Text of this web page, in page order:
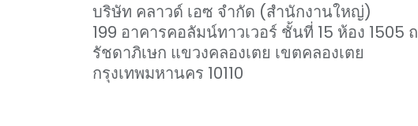
บริษัท คลาวด์ เอซ จำกัด (สำนักงานใหญ่)
199 อาคารคอลัมน์ทาวเวอร์ ชั้นที่ 15 ห้อง 1505
รัชดาภิเษก แขวงคลองเตย เขตคลองเตย
กรุงเทพมหานคร 10110